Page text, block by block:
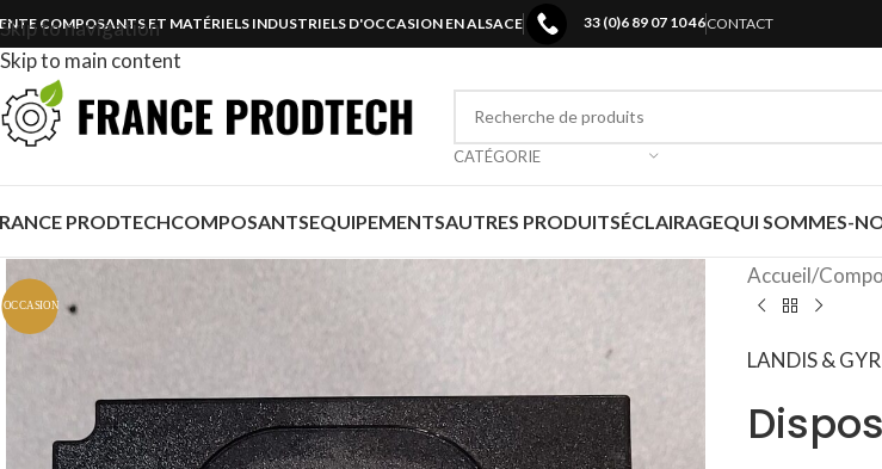
Skip to navigation
Skip to main content
COMPOSANTS ET MATÉRIELS INDUSTRIELS D'OCCASION EN ALSACE 33 (0)6 89 07 10 46CONTACT
CATÉGORIE
PRODTECHCOMPOSANTSEQUIPEMENTSAUTRES PRODUITSÉCLAIRAGEQUI SOMMES-
Accueil/
LANDIS & GYR